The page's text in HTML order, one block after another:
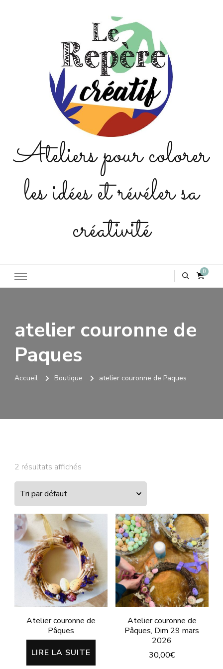
Ateliers pour colorer
les idées et révéler sa
créativité
0
atelier couronne de
Paques
Accueil Boutique atelier couronne de Paques
2 résultats affichés
Atelier couronne de
Pâques
LIRE LA SUITE
Atelier couronne de
Pâques, Dim 29 mars
2026
30,00€